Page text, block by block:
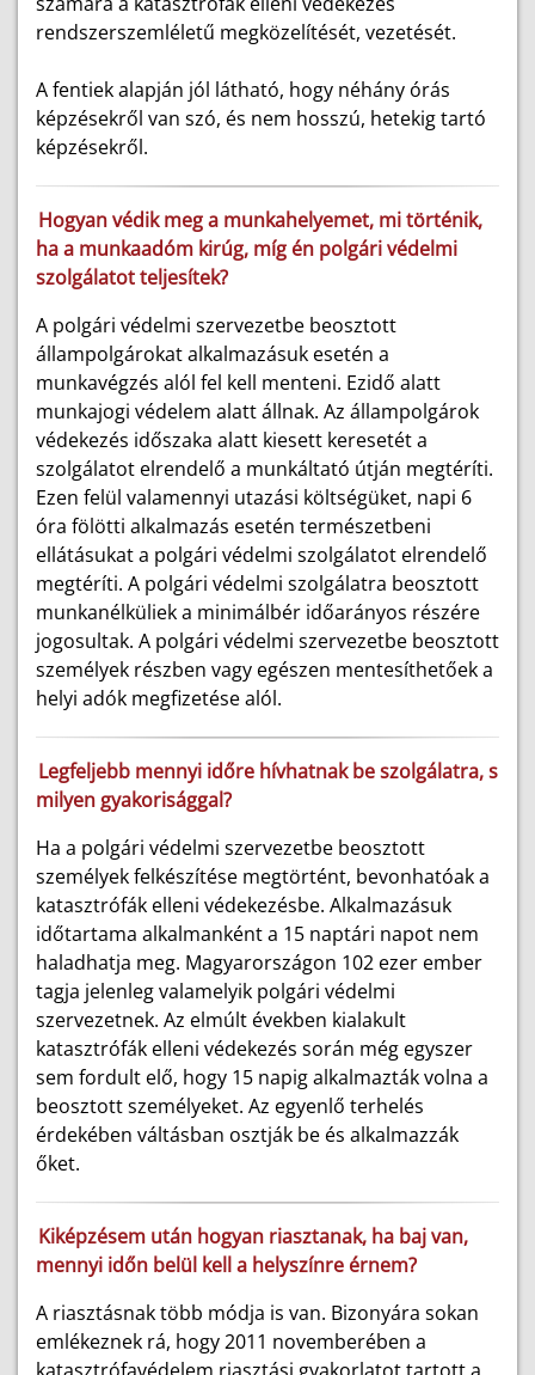
rendszerszemléletű megközelítését, vezetését.
A fentiek alapján jól látható, hogy néhány órás
képzésekről van szó, és nem hosszú, hetekig tartó
képzésekről.
Hogyan védik meg a munkahelyemet, mi történik,
ha a munkaadóm kirúg, míg én polgári védelmi
szolgálatot teljesítek?
A polgári védelmi szervezetbe beosztott
állampolgárokat alkalmazásuk esetén a
munkavégzés alól fel kell menteni. Ezidő alatt
munkajogi védelem alatt állnak. Az állampolgárok
védekezés időszaka alatt kiesett keresetét a
szolgálatot elrendelő a munkáltató útján megtéríti.
Ezen felül valamennyi utazási költségüket, napi 6
óra fölötti alkalmazás esetén természetbeni
ellátásukat a polgári védelmi szolgálatot elrendelő
megtéríti. A polgári védelmi szolgálatra beosztott
munkanélküliek a minimálbér időarányos részére
jogosultak. A polgári védelmi szervezetbe beosztott
személyek részben vagy egészen mentesíthetőek a
helyi adók megfizetése alól.
Legfeljebb mennyi időre hívhatnak be szolgálatra, s
milyen gyakorisággal?
Ha a polgári védelmi szervezetbe beosztott
személyek felkészítése megtörtént, bevonhatóak a
katasztrófák elleni védekezésbe. Alkalmazásuk
időtartama alkalmanként a 15 naptári napot nem
haladhatja meg. Magyarországon 102 ezer ember
tagja jelenleg valamelyik polgári védelmi
szervezetnek. Az elmúlt években kialakult
katasztrófák elleni védekezés során még egyszer
sem fordult elő, hogy 15 napig alkalmazták volna a
beosztott személyeket. Az egyenlő terhelés
érdekében váltásban osztják be és alkalmazzák
őket.
Kiképzésem után hogyan riasztanak, ha baj van,
mennyi időn belül kell a helyszínre érnem?
A riasztásnak több módja is van. Bizonyára sokan
emlékeznek rá, hogy 2011 novemberében a